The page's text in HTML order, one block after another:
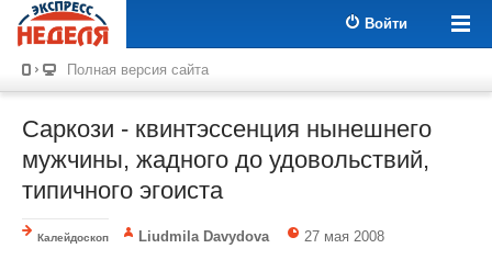
Войти
Полная версия сайта
Саркози - квинтэссенция нынешнего
мужчины, жадного до удовольствий,
типичного эгоиста
Калейдоскоп Liudmila Davydova 27 мая 2008